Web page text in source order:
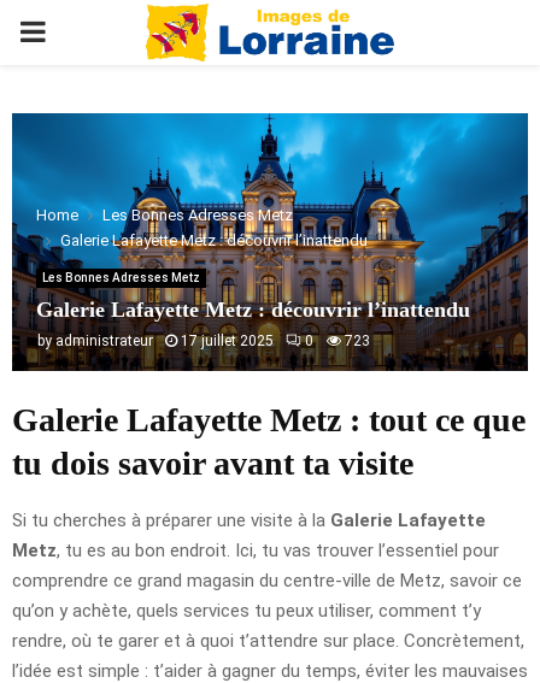
PRIMARY
Home
Les Bonnes Adresses Metz
Galerie Lafayette Metz : découvrir l’inattendu
Les Bonnes Adresses Metz
Galerie Lafayette Metz : découvrir l’inattendu
by administrateur 17 juillet 2025 0 723
Galerie Lafayette Metz : tout ce que
tu dois savoir avant ta visite
Si tu cherches à préparer une visite à la Galerie Lafayette
Metz, tu es au bon endroit. Ici, tu vas trouver l’essentiel pour
comprendre ce grand magasin du centre-ville de Metz, savoir ce
qu’on y achète, quels services tu peux utiliser, comment t’y
rendre, où te garer et à quoi t’attendre sur place. Concrètement,
l’idée est simple : t’aider à gagner du temps, éviter les mauvaises